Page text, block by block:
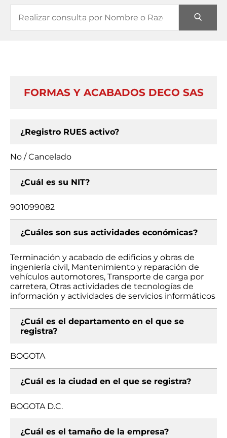
FORMAS Y ACABADOS DECO SAS
¿Registro RUES activo?
No / Cancelado
¿Cuál es su NIT?
901099082
¿Cuáles son sus actividades económicas?
Terminación y acabado de edificios y obras de
ingeniería civil, Mantenimiento y reparación de
vehículos automotores, Transporte de carga por
carretera, Otras actividades de tecnologías de
información y actividades de servicios informáticos
¿Cuál es el departamento en el que se
registra?
BOGOTA
¿Cuál es la ciudad en el que se registra?
BOGOTA D.C.
¿Cuál es el tamaño de la empresa?